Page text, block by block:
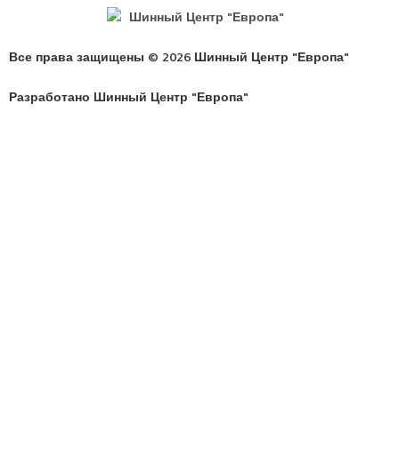
Все права защищены © 2026 Шинный Центр "Европа"
Разработано Шинный Центр "Европа"